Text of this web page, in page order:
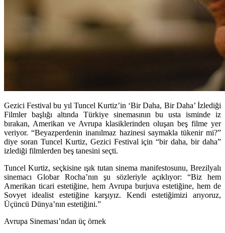
Gezici Festival bu yıl Tuncel Kurtiz’in ‘Bir Daha, Bir Daha’ İzlediği
Filmlerbaşlığı altında Türkiye sinemasının bu usta isminde iz
bırakan, Amerikan ve Avrupa klasiklerinden oluşan beş filme yer
veriyor. “Beyazperdenin inanılmaz hazinesi saymakla tükenir mi?”
diye soran Tuncel Kurtiz, Gezici Festival için “bir daha, bir daha”
izlediği filmlerden beş tanesini seçti.
Tuncel Kurtiz, seçkisine ışık tutan sinema manifestosunu, Brezilyalı
sinemacı Globar Rocha’nın şu sözleriyle açıklıyor: “Biz hem
Amerikan ticari estetiğine, hem Avrupa burjuva estetiğine, hem de
Sovyet idealist estetiğine karşıyız. Kendi estetiğimizi arıyoruz,
Üçüncü Dünya’nın estetiğini.”
Avrupa Sineması’ndan üç örnek